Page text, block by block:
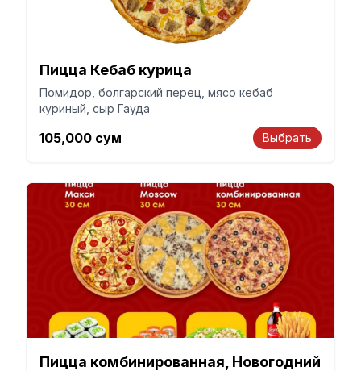
Пицца Кебаб курица
Помидор, болгарский перец, мясо кебаб
куриный, сыр Гауда
105,000 сум Выбрать
Пицца комбинированная, Новогодний